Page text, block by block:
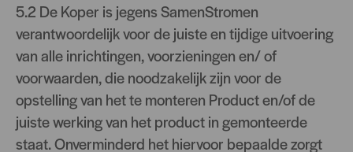
5.2 De Koper is jegens SamenStromen
verantwoordelijk voor de juiste en tijdige uitvoering
van alle inrichtingen, voorzieningen en/ of
voorwaarden, die noodzakelijk zijn voor de
opstelling van het te monteren Product en/of de
juiste werking van het product in gemonteerde
staat. Onverminderd het hiervoor bepaalde zorgt